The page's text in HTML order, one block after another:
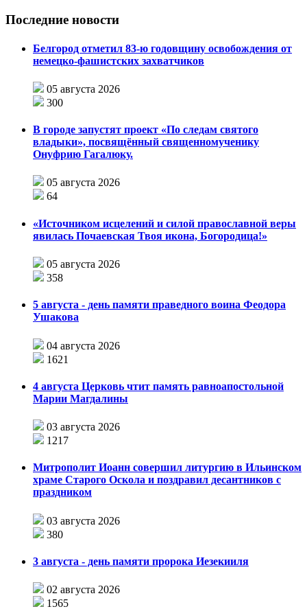
Последние новости
Белгород отметил 83-ю годовщину освобождения от
немецко-фашистских захватчиков
05 августа 2026
300
В городе запустят проект «По следам святого
владыки», посвящённый священномученику
Онуфрию Гагалюку.
05 августа 2026
64
«Источником исцелений и силой православной веры
явилась Почаевская Твоя икона, Богородица!»
05 августа 2026
358
5 августа - день памяти праведного воина Феодора
Ушакова
04 августа 2026
1621
4 августа Церковь чтит память равноапостольной
Марии Магдалины
03 августа 2026
1217
Митрополит Иоанн совершил литургию в Ильинском
храме Старого Оскола и поздравил десантников с
праздником
03 августа 2026
380
3 августа - день памяти пророка Иезекииля
02 августа 2026
1565